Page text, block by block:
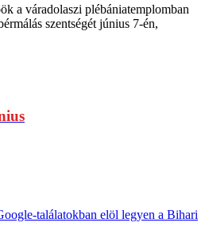
a váradolaszi plébániatemplomban
szentségét június 7-én,
találatokban elöl legyen a Bihari